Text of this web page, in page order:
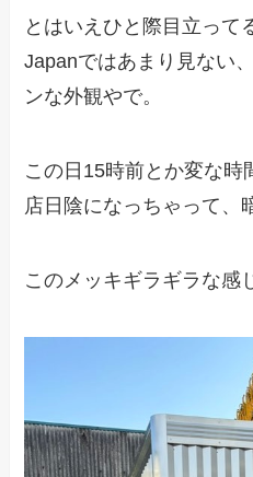
とはいえひと際目立って
Japanではあまり見ない
ンな外観やで。
この日15時前とか変な時
店日陰になっちゃって、
このメッキギラギラな感